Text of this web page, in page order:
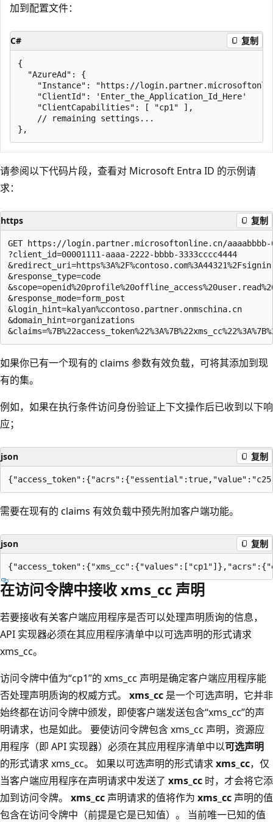
加到配置文件：
C# 复制
{
  "AzureAd": {
"Instance": "https://
    "ClientId": 'Enter_the_Application_Id_Here'
    "ClientCapabilities": [ "cp1" ],
    // remaining settings...
请参阅以下代码片段，查看对 Microsoft Entra ID 的示例请
求：
https 复制
GET https://login.partner.microsoftonline.cn/aaaabbbb-
?client_id=00001111-aaaa-2222-bbbb-3333cccc4444
&response_type=code
&response_mode=form_post
&login_hint=kalyan%ccontoso.partner.onmschina.cn
&domain_hint=organizations
如果你已有一个现有的 claims 参数有效负载，可将其添加到现
有的集。
例如，如果在执行条件访问身份验证上下文操作后已收到以下响
应；
json 复制
需要在现有的 claims 有效负载中预先附加客户端功能。
json 复制
在访问令牌中接收 xms_cc 声明
若要接收有关客户端应用程序是否可以处理声明质询的信息，
API 实现器必须在其应用程序清单中以可选声明的形式请求
xms_cc。
访问令牌中值为“cp1”的 xms_cc 声明是确定客户端应用程序能
否处理声明质询的权威方式。 xms_cc 是一个可选声明，它并非
始终都在访问令牌中颁发，即使客户端发送包含“xms_cc”的声
明请求，也是如此。 要使访问令牌包含 xms_cc 声明，资源应
用程序（即 API 实现器）必须在其应用程序清单中以可选声明
的形式请求 xms_cc。 如果以可选声明的形式请求xms_cc，仅
当客户端应用程序在声明请求中发送了 xms_cc 时，才会将它添
加到访问令牌。 xms_cc 声明请求的值将作为 xms_cc 声明的值
包含在访问令牌中（前提是它是已知值）。 当前唯一已知的值